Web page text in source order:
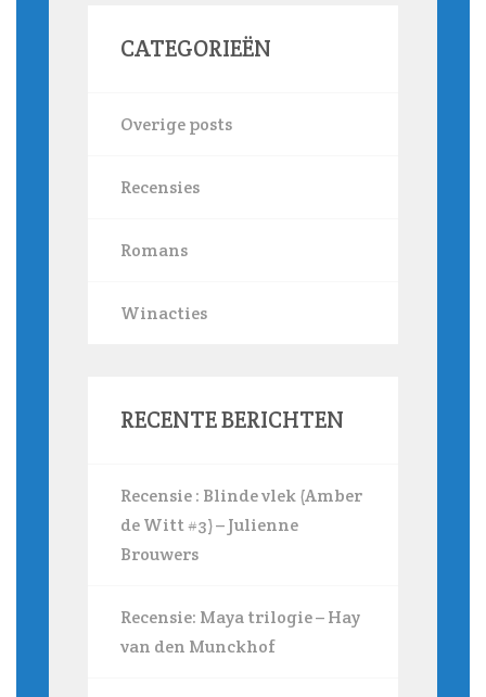
CATEGORIEËN
Overige posts
Recensies
Romans
Winacties
RECENTE BERICHTEN
Recensie : Blinde vlek (Amber
de Witt #3) – Julienne
Brouwers
Recensie: Maya trilogie – Hay
van den Munckhof